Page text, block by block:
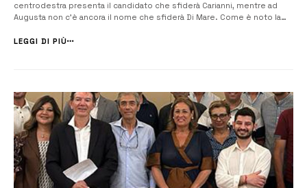
centrodestra presenta il candidato che sfiderà Carianni, mentre ad
Augusta non c’è ancora il nome che sfiderà Di Mare. Come è noto la
comunali in due comuni della provincia, Augusta e Floridia, ai quali...
LEGGI DI PIÙ